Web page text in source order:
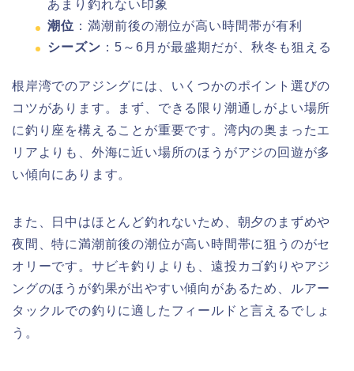
あまり釣れない印象
潮位 ：満潮前後の潮位が高い時間帯が有利
シーズン ：5～6月が最盛期だが、秋冬も狙える
根岸湾でのアジングには、いくつかのポイント選びの
コツがあります。まず、できる限り潮通しがよい場所
に釣り座を構えることが重要です。湾内の奥まったエ
リアよりも、外海に近い場所のほうがアジの回遊が多
い傾向にあります。
また、日中はほとんど釣れないため、朝夕のまずめや
夜間、特に満潮前後の潮位が高い時間帯に狙うのがセ
オリーです。サビキ釣りよりも、遠投カゴ釣りやアジ
ングのほうが釣果が出やすい傾向があるため、ルアー
タックルでの釣りに適したフィールドと言えるでしょ
う。